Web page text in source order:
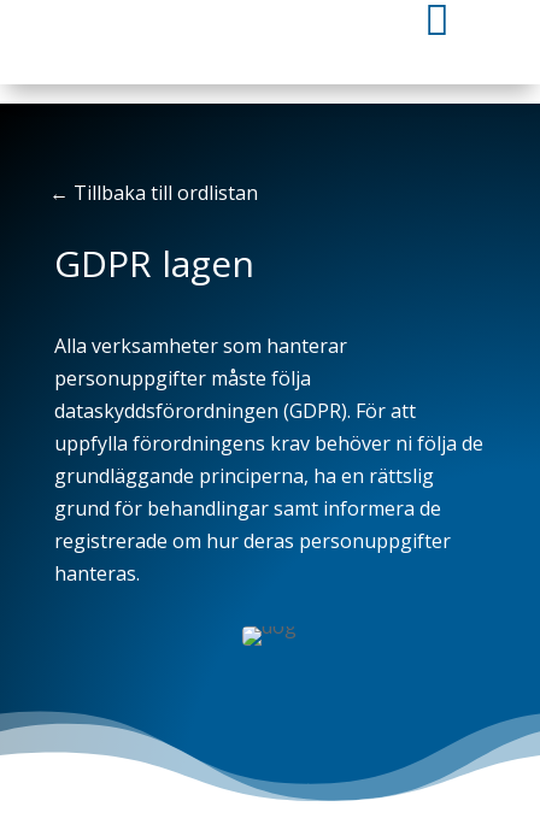

← Tillbaka till ordlistan
GDPR lagen
Alla verksamheter som hanterar
personuppgifter måste följa
dataskyddsförordningen (GDPR). För att
uppfylla förordningens krav behöver ni följa de
grundläggande principerna, ha en rättslig
grund för behandlingar samt informera de
registrerade om hur deras personuppgifter
hanteras.